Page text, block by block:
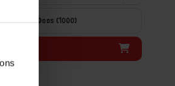
Doos (1000)